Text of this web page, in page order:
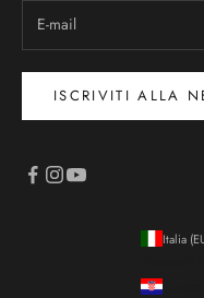
ISCRIVITI ALLA
Italia